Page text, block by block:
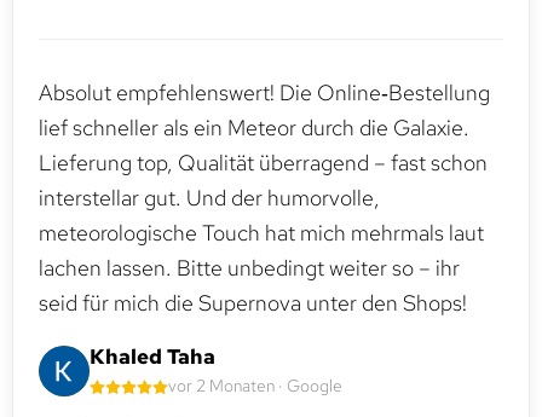
Absolut empfehlenswert! Die Online‑Bestellung
lief schneller als ein Meteor durch die Galaxie.
Lieferung top, Qualität überragend – fast schon
interstellar gut. Und der humorvolle,
meteorologische Touch hat mich mehrmals laut
lachen lassen. Bitte unbedingt weiter so – ihr
seid für mich die Supernova unter den Shops!
Khaled Taha
vor 2 Monaten · Google